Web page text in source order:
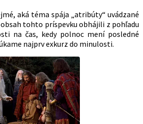
aká téma spája „atribúty“ uvádzané
obsah tohto príspevku obhájili z pohľadu
na čas, kedy polnoc mení posledné
najprv exkurz do minulosti.